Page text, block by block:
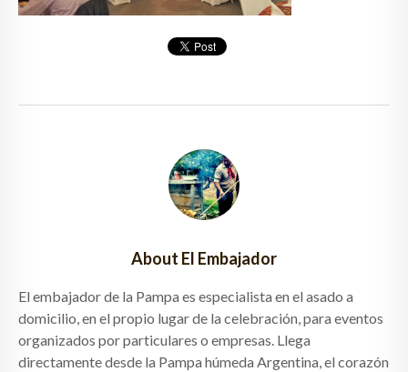
About El Embajador
El embajador de la Pampa es especialista en el asado a
domicilio, en el propio lugar de la celebración, para eventos
organizados por particulares o empresas. Llega
directamente desde la Pampa húmeda Argentina, el corazón